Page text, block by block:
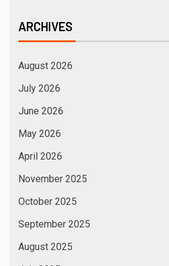
ARCHIVES
August 2026
July 2026
June 2026
May 2026
April 2026
November 2025
October 2025
September 2025
August 2025